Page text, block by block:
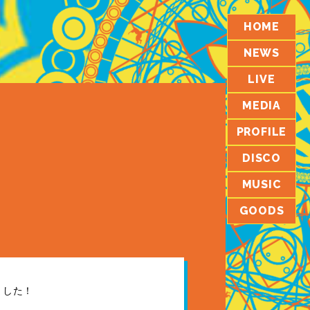
HOME
NEWS
LIVE
MEDIA
PROFILE
DISCO
MUSIC
GOODS
た！